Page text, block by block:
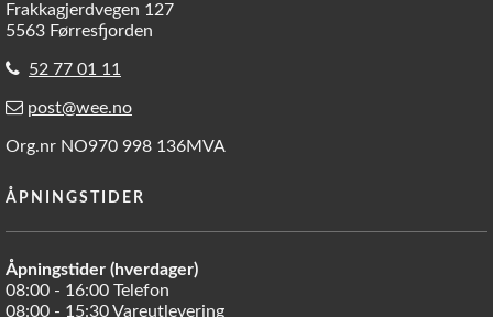
Frakkagjerdvegen 127
5563 Førresfjorden
52 77 01 11
post@wee.no
Org.nr NO970 998 136MVA
ÅPNINGSTIDER
Åpningstider (hverdager)
08:00 - 16:00 Telefon
08:00 - 15:30 Vareutlevering